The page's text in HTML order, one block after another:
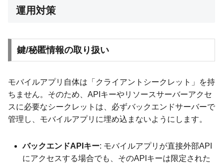
運用対策
鍵/秘匿情報の取り扱い
モバイルアプリ自体は「クライアントシークレット」を持
ちません。そのため、APIキーやリソースサーバーアクセ
スに必要なシークレットは、必ずバックエンドサーバーで
管理し、モバイルアプリに埋め込まないようにします。
バックエンドAPIキー: モバイルアプリが直接外部API
にアクセスする場合でも、そのAPIキーは限定された